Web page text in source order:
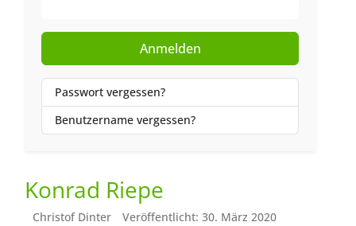
Anmelden
Passwort vergessen?
Benutzername vergessen?
Konrad Riepe
Christof Dinter Veröffentlicht: 30. März 2020